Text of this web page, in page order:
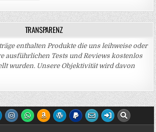
TRANSPARENZ
enthalten Produkte die uns leihweise oder
ausführlichen Tests und Reviews kostenlos
wurden. Unsere Objektivität wird davon